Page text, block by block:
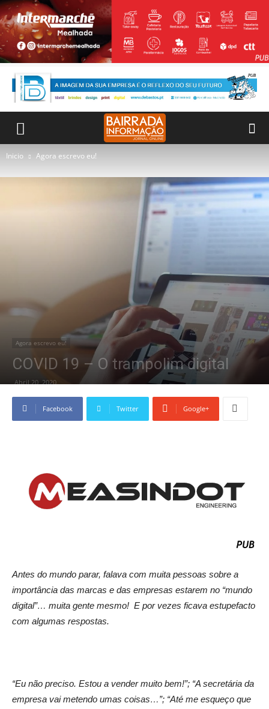
Inicio Agora escrevo eu!
Agora escrevo eu!
COVID 19 – O trampolim digital
Abril 20, 2020
Facebook Twitter Google+
Antes do mundo parar, falava com muita pessoas sobre a
importância das marcas e das empresas estarem no “mundo
digital”… muita gente mesmo! E por vezes ficava estupefacto
com algumas respostas.
“Eu não preciso. Estou a vender muito bem!”; “A secretária da
empresa vai metendo umas coisas…”; “Até me esqueço que